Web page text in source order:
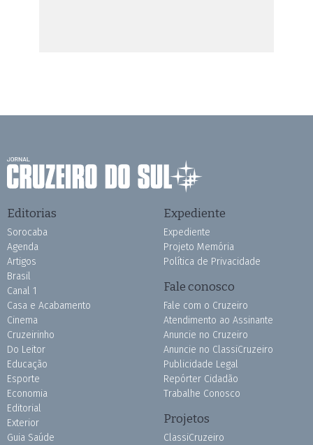
Editorias
Sorocaba
Agenda
Artigos
Brasil
Canal 1
Casa e Acabamento
Cinema
Cruzeirinho
Do Leitor
Educação
Esporte
Economia
Editorial
Exterior
Guia Saúde
Expediente
Expediente
Projeto Memória
Política de Privacidade
Fale conosco
Fale com o Cruzeiro
Atendimento ao Assinante
Anuncie no Cruzeiro
Anuncie no ClassiCruzeiro
Publicidade Legal
Repórter Cidadão
Trabalhe Conosco
Projetos
ClassiCruzeiro